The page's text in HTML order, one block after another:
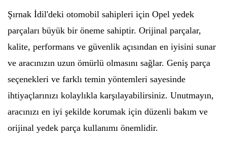
Şırnak İdil'deki otomobil sahipleri için Opel yedek
parçaları büyük bir öneme sahiptir. Orijinal parçalar,
kalite, performans ve güvenlik açısından en iyisini sunar
ve aracınızın uzun ömürlü olmasını sağlar. Geniş parça
seçenekleri ve farklı temin yöntemleri sayesinde
ihtiyaçlarınızı kolaylıkla karşılayabilirsiniz. Unutmayın,
aracınızı en iyi şekilde korumak için düzenli bakım ve
orijinal yedek parça kullanımı önemlidir.